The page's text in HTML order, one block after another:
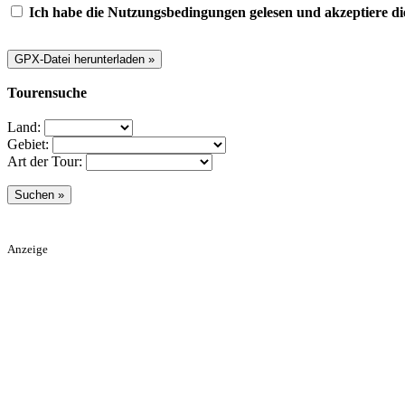
Ich habe die Nutzungsbedingungen gelesen und akzeptiere
Tourensuche
Land:
Gebiet:
Art der Tour:
Anzeige